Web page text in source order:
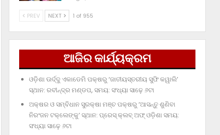
PREV NEXT 1 of 955
ଆଜିର କାର୍ଯ୍ୟକ୍ରମ
ଓଡ଼ିଶା ଊର୍ଦ୍ଦୁ ଏକାଡେମି ପକ୍ଷରୁ ‘ଜାତୀୟସ୍ତରୀୟ ସୁଫି କୱାଲି’
ସ୍ଥାନ: ରବୀନ୍ଦ୍ର ମଣ୍ଡପ, ସମୟ: ସଂଧ୍ୟା ସାଢ଼େ ୬ଟା
ଅକ୍ଷର ଓ ସମ୍ବିଧାନ ସୁରକ୍ଷା ମଞ୍ଚ ପକ୍ଷରୁ ‘ଆସନ୍ତୁ ଶୁଣିବା
ନିରଂଜନ ଟକ୍‌ଲେଙ୍କୁ’ ସ୍ଥାନ: ପ୍ରେସ୍‌ କ୍ଲବ୍‌ ଅଫ୍‌ ଓଡ଼ିଶା ସମୟ:
ସଂଧ୍ୟା ସାଢ଼େ ୬ଟା